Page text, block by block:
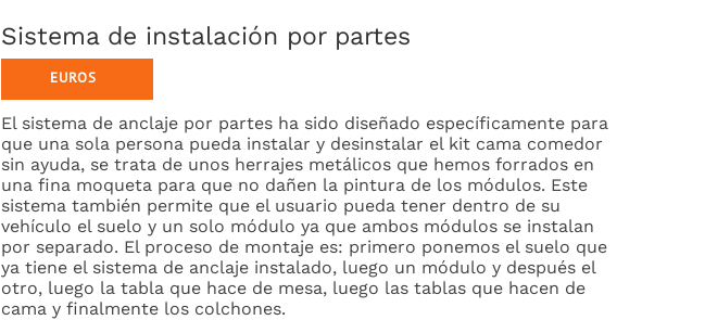
Sistema de instalación por partes
El sistema de anclaje por partes ha sido diseñado específicamente para
que una sola persona pueda instalar y desinstalar el kit cama comedor
sin ayuda, se trata de unos herrajes metálicos que hemos forrados en
una fina moqueta para que no dañen la pintura de los módulos. Este
sistema también permite que el usuario pueda tener dentro de su
vehículo el suelo y un solo módulo ya que ambos módulos se instalan
por separado. El proceso de montaje es: primero ponemos el suelo que
ya tiene el sistema de anclaje instalado, luego un módulo y después el
otro, luego la tabla que hace de mesa, luego las tablas que hacen de
cama y finalmente los colchones.